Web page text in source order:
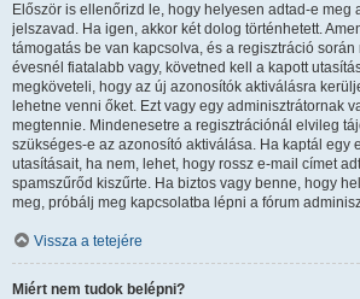
Először is ellenőrizd le, hogy helyesen adtad-e meg
jelszavad. Ha igen, akkor két dolog történhetett.
támogatás be van kapcsolva, és a regisztráció során
évesnél fiatalabb vagy, követned kell a kapott
megköveteli, hogy az új azonosítók aktiválásra
lehetne venni őket. Ezt vagy egy adminisztrátornak
megtennie. Mindenesetre a regisztrációnál elvileg
szükséges-e az azonosító aktiválása. Ha kaptál egy
utasításait, ha nem, lehet, hogy rossz e-mail címet
spamszűrőd kiszűrte. Ha biztos vagy benne, hogy
meg, próbálj meg kapcsolatba lépni a fórum
Vissza a tetejére
Miért nem tudok belépni?